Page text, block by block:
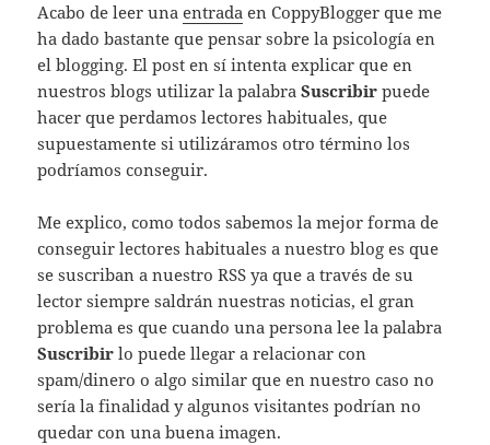
Acabo de leer unaentrada en CoppyBlogger que me
ha dado bastante que pensar sobre la psicología en
el blogging. El post en sí intenta explicar que en
nuestros blogs utilizar la palabraSuscribir puede
hacer que perdamos lectores habituales, que
supuestamente si utilizáramos otro término los
podríamos conseguir.
Me explico, como todos sabemos la mejor forma de
conseguir lectores habituales a nuestro blog es que
se suscriban a nuestro RSS ya que a través de su
lector siempre saldrán nuestras noticias, el gran
problema es que cuando una persona lee la palabra
Suscribir lo puede llegar a relacionar con
spam/dinero o algo similar que en nuestro caso no
sería la finalidad y algunos visitantes podrían no
quedar con una buena imagen.